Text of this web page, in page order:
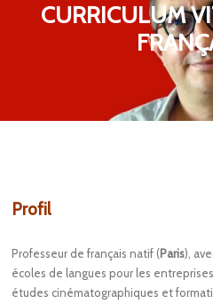
CURRICULUM
Profil
Professeur de français natif (Paris),
écoles de langues pour les
études cinématographiques et